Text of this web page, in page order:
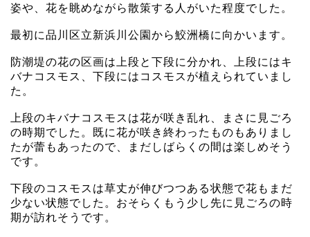
姿や、花を眺めながら散策する人がいた程度でした。
最初に品川区立新浜川公園から鮫洲橋に向かいます。
防潮堤の花の区画は上段と下段に分かれ、上段にはキ
バナコスモス、下段にはコスモスが植えられていまし
た。
上段のキバナコスモスは花が咲き乱れ、まさに見ごろ
の時期でした。既に花が咲き終わったものもありまし
たが蕾もあったので、まだしばらくの間は楽しめそう
です。
下段のコスモスは草丈が伸びつつある状態で花もまだ
少ない状態でした。おそらくもう少し先に見ごろの時
期が訪れそうです。